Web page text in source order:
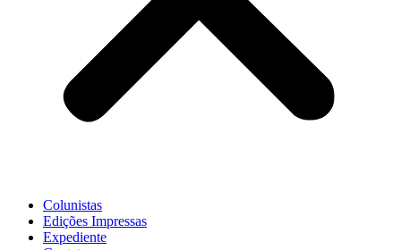
Colunistas
Edições Impressas
Expediente